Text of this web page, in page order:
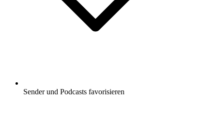
Sender und Podcasts favorisieren